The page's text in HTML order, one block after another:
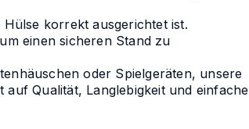
korrekt ausgerichtet ist.
einen sicheren Stand zu
oder Spielgeräten, unsere
auf Qualität, Langlebigkeit und einfache